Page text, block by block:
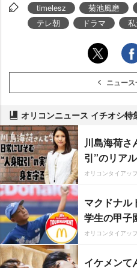
timelesz 菊池風磨
テレ朝
ドラマ
ニュー
オリコンニュース イチオシ特
川島海荷さ
引”のリアル
オリコンタイアッ
マクドナル
学生の甲子
オリコンタイアッ
イケメンて